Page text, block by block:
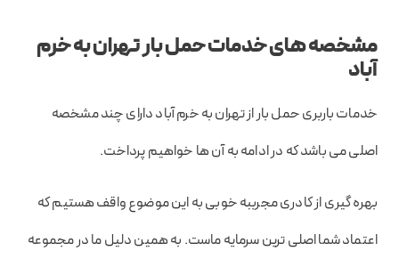
مشخصه های خدمات حمل بار تهران به خرم
آباد
خدمات باربری حمل بار از تهران به خرم آباد دارای چند مشخصه
اصلی می باشد که در ادامه به آن ها خواهیم پرداخت.
بهره گیری از کادری مجرببه خوبی به این موضوع واقف هستیم که
اعتماد شما اصلی ترین سرمایه ماست. به همین دلیل ما در مجموعه